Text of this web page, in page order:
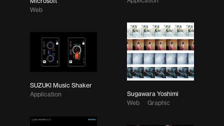
Web
Sugawara Yoshimi
Web
Graphic
SUZUKI Music Shaker
Application